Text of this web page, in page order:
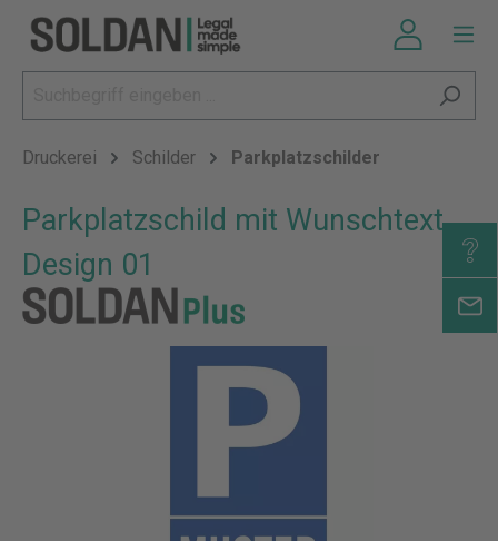
Druckerei Schilder Parkplatzschilder
Parkplatzschild mit Wunschtext,
Design 01